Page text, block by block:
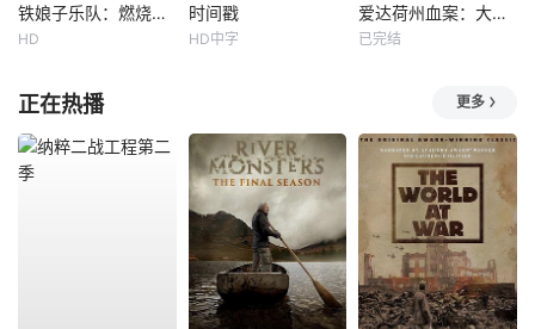
铁娘子乐队：燃烧雄心
HD
时间戳
HD中字
爱达荷州血案：大学梦魇
已完结
正在热播 更多